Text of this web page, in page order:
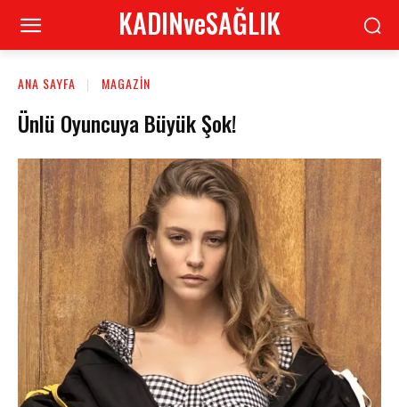
KADINveSAĞLIK
ANA SAYFA MAGAZIN
Ünlü Oyuncuya Büyük Şok!